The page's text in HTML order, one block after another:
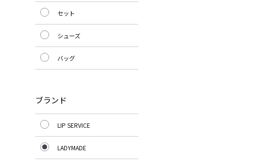
セット
シューズ
バッグ
ブランド
LIP SERVICE
LADYMADE